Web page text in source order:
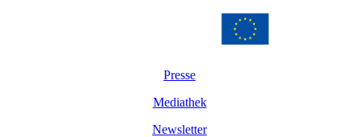
Presse
Mediathek
Newsletter